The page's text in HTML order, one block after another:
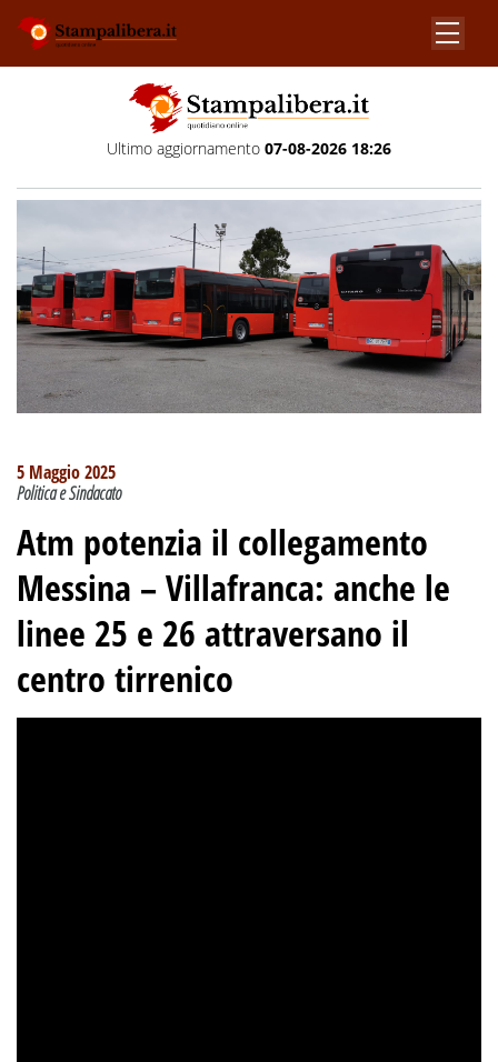
Ultimo aggiornamento 07-08-2026 18:26
5 Maggio 2025
Politica e Sindacato
Atm potenzia il collegamento
Messina – Villafranca: anche le
linee 25 e 26 attraversano il
centro tirrenico